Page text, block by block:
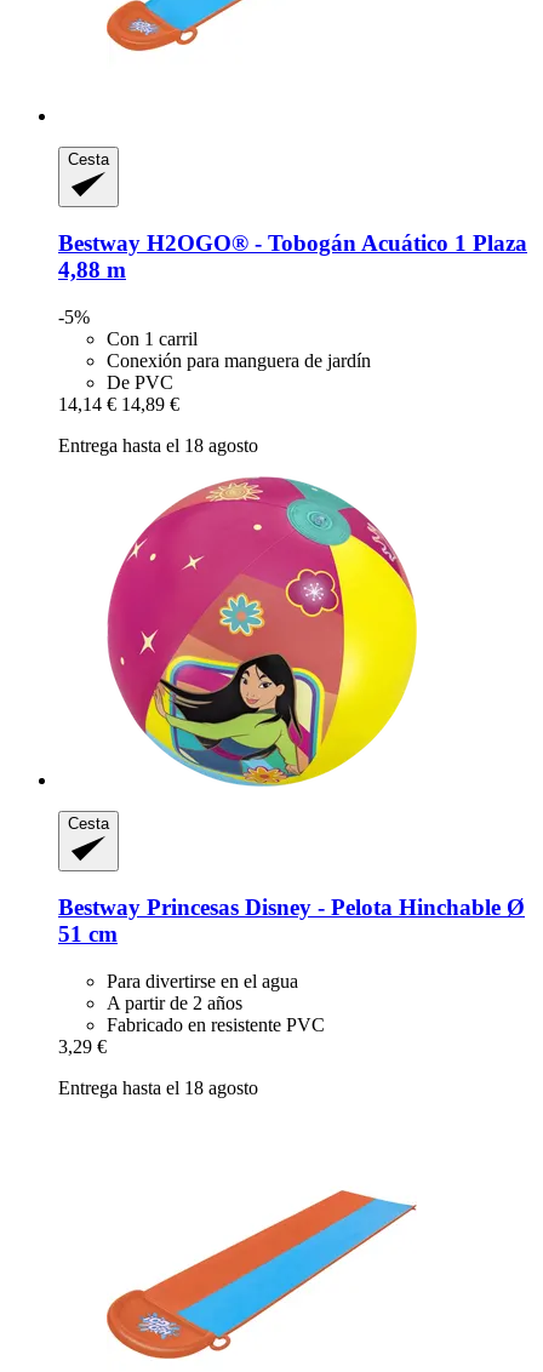
Cesta
Bestway H2OGO® -​ Tobogán Acuático 1 Plaza
4,88 m
-5%
Con 1 carril
Conexión para manguera de jardín
De PVC
14,14 € 14,89 €
Entrega hasta el 18 agosto
Cesta
Bestway Princesas Disney -​ Pelota Hinchable Ø
51 cm
Para divertirse en el agua
A partir de 2 años
Fabricado en resistente PVC
3,29 €
Entrega hasta el 18 agosto